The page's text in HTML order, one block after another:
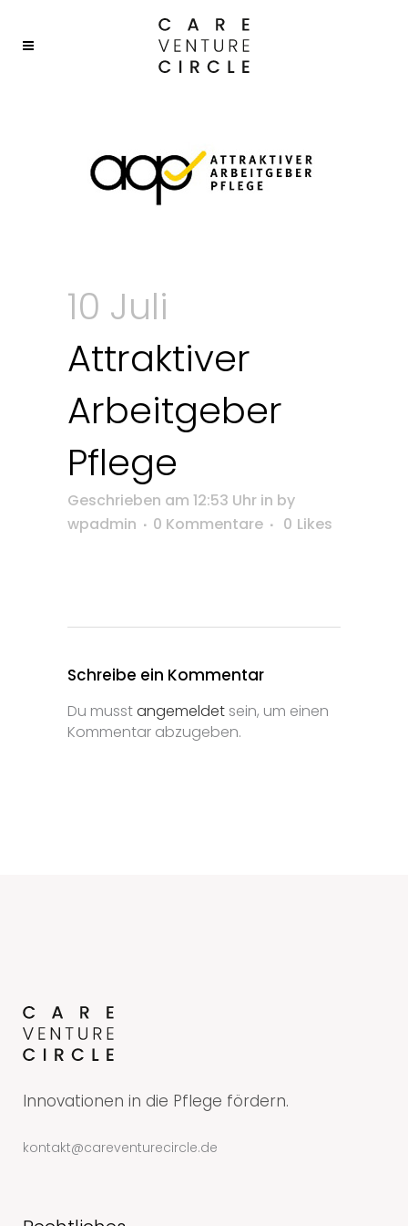
10 Juli
Attraktiver
Arbeitgeber
Pflege
Geschrieben am 12:53 Uhr in by
wpadmin
0 Kommentare 0 Likes
Schreibe ein Kommentar
Du musstangemeldet sein, um einen
Kommentar abzugeben.
Innovationen in die Pflege fördern.
kontakt@careventurecircle.de